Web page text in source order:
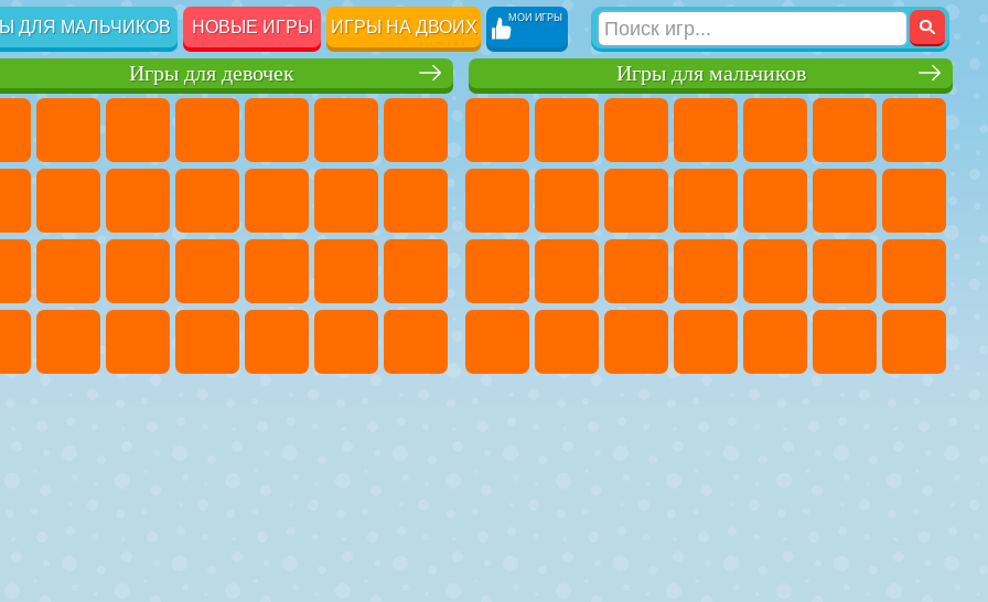
ДЛЯ МАЛЬЧИКОВ НОВЫЕ ИГРЫ ИГРЫ НА ДВОИХ МОИ ИГРЫ
Игры для мальчиков
Игры для девочек